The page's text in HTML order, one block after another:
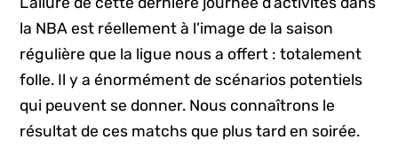
la NBA est réellement à l’image de la saison
régulière que la ligue nous a offert : totalement
folle. Il y a énormément de scénarios potentiels
qui peuvent se donner. Nous connaîtrons le
résultat de ces matchs que plus tard en soirée.